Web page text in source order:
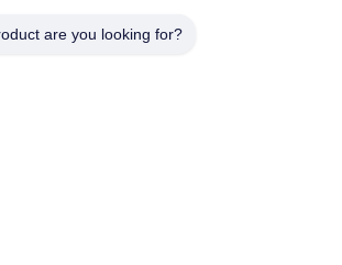
are you looking for?